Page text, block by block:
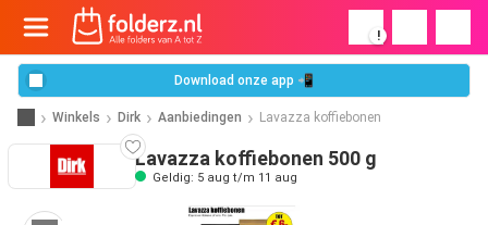
!
Download onze app 📲
Winkels Dirk Aanbiedingen Lavazza koffiebonen
Lavazza koffiebonen 500 g
Geldig: 5 aug t/m 11 aug